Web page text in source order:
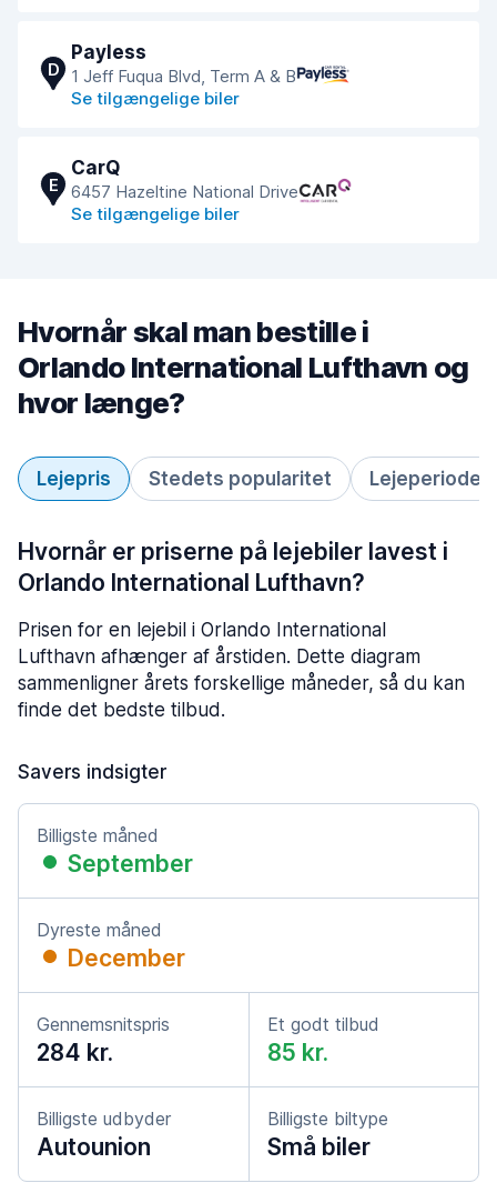
D
Payless
1 Jeff Fuqua Blvd, Term A & B
Se tilgængelige biler
E
CarQ
6457 Hazeltine National Drive
Se tilgængelige biler
Hvornår skal man bestille i
Orlando International Lufthavn og
hvor længe?
Lejepris Stedets popularitet Lejeperiode
Hvornår er priserne på lejebiler lavest i
Orlando International Lufthavn?
Prisen for en lejebil i Orlando International
Lufthavn afhænger af årstiden. Dette diagram
sammenligner årets forskellige måneder, så du kan
finde det bedste tilbud.
Savers indsigter
Billigste måned
September
Dyreste måned
December
Gennemsnitspris
284 kr.
Et godt tilbud
85 kr.
Billigste udbyder
Autounion
Billigste biltype
Små biler